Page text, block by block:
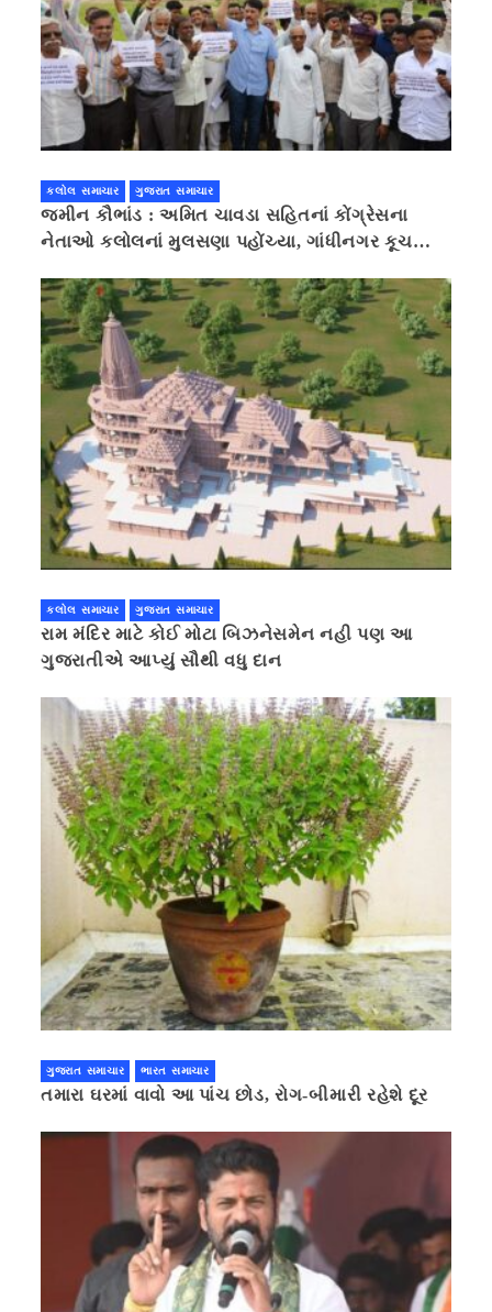
કલોલ સમાચાર ગુજરાત સમાચાર
જમીન કૌભાંડ : અમિત ચાવડા સહિતનાં કોંગ્રેસના
નેતાઓ કલોલનાં મુલસણા પહોંચ્યા, ગાંધીનગર કૂચ
કલોલ સમાચાર ગુજરાત સમાચાર
રામ મંદિર માટે કોઈ મોટા બિઝનેસમેન નહી પણ આ
ગુજરાતીએ આપ્યું સૌથી વધુ દાન
ગુજરાત સમાચાર ભારત સમાચાર
તમારા ઘરમાં વાવો આ પાંચ છોડ, રોગ-બીમારી રહેશે દૂર